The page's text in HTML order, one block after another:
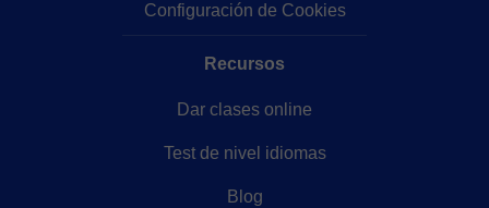
Configuración de Cookies
Recursos
Dar clases online
Test de nivel idiomas
Blog